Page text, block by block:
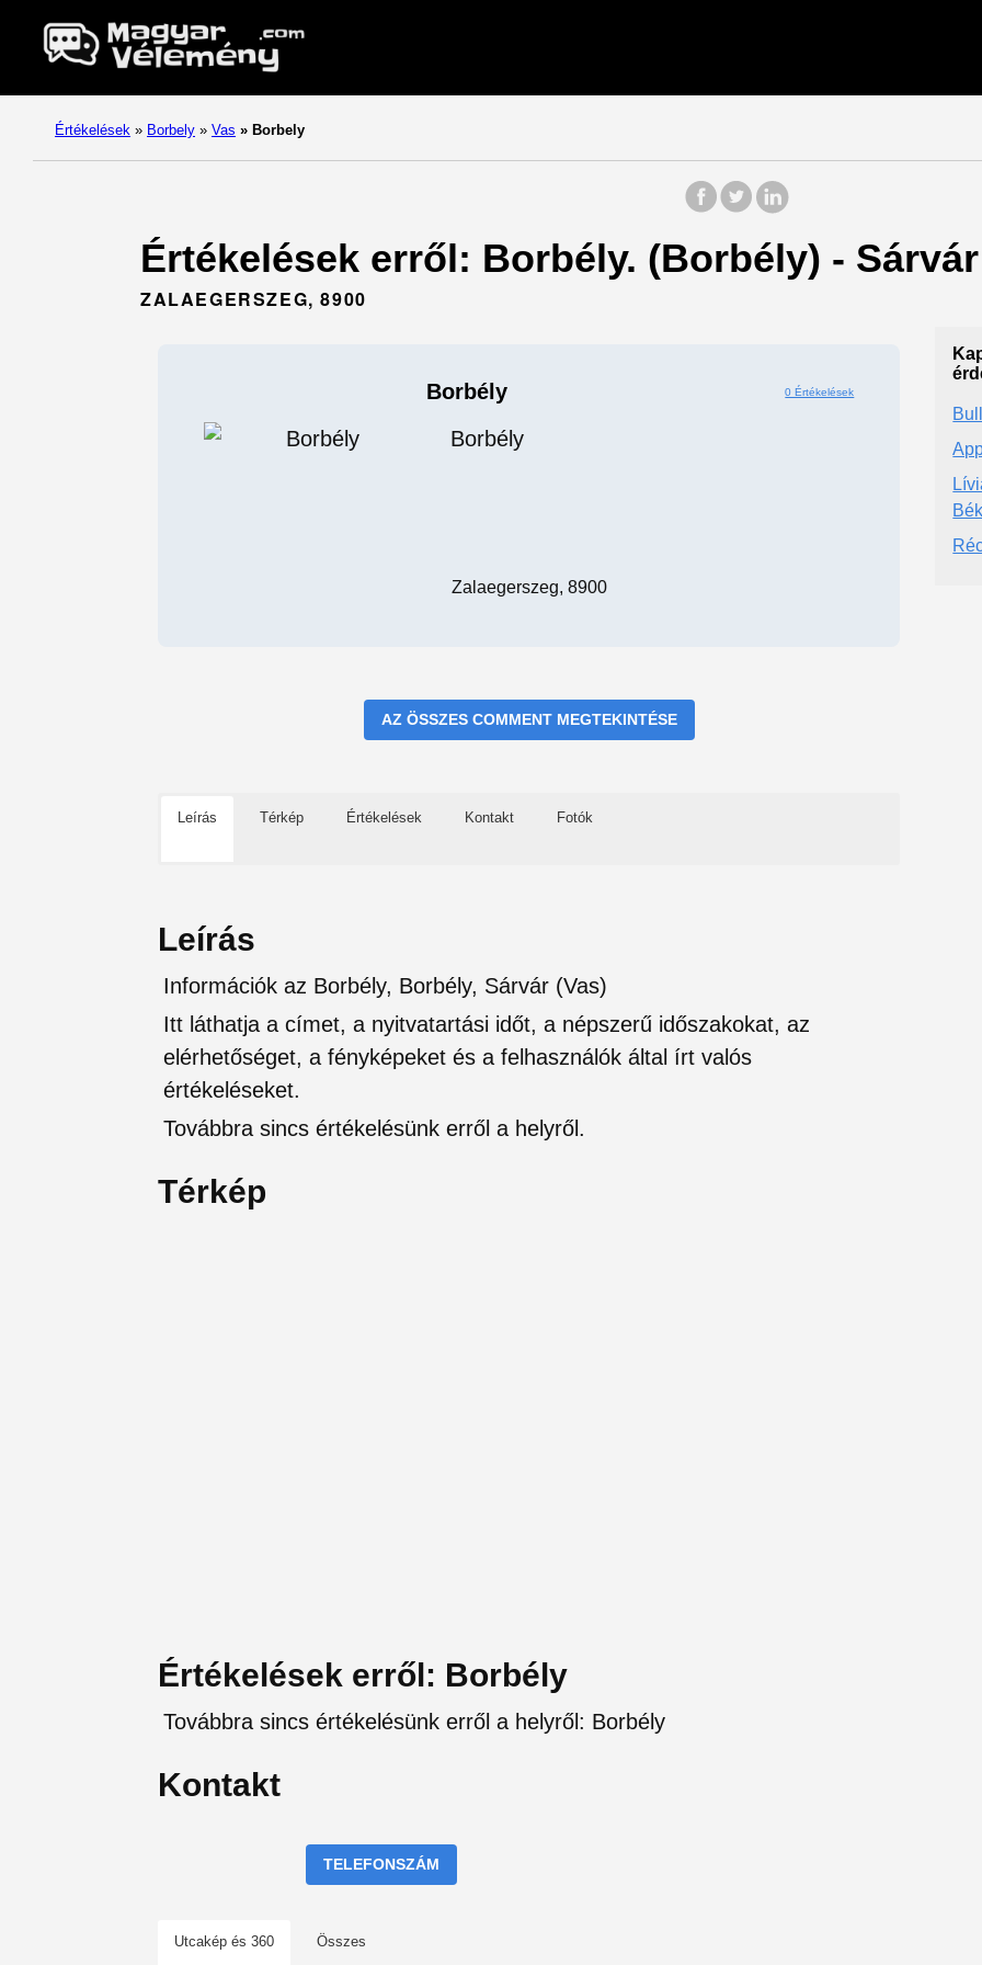
Értékelések » Borbely » Vas » Borbely
Értékelések erről: Borbély. (Borbély) - Sárvár
ZALAEGERSZEG, 8900
Borbély 0 Értékelések
Borbély
Zalaegerszeg, 8900
AZ ÖSSZES COMMENT MEGTEKINTÉSE
Leírás Térkép Értékelések Kontakt Fotók
Leírás
Információk az Borbély, Borbély, Sárvár (Vas)
Itt láthatja a címet, a nyitvatartási időt, a népszerű időszakokat, az
elérhetőséget, a fényképeket és a felhasználók által írt valós
értékeléseket.
Továbbra sincs értékelésünk erről a helyről.
Térkép
Értékelések erről: Borbély
Továbbra sincs értékelésünk erről a helyről: Borbély
Kontakt
TELEFONSZÁM
Utcakép és 360 Összes